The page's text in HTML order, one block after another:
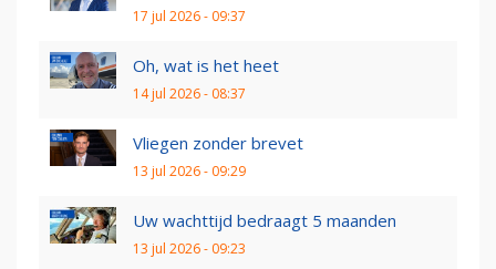
17 jul 2026 - 09:37
Oh, wat is het heet
14 jul 2026 - 08:37
Vliegen zonder brevet
13 jul 2026 - 09:29
Uw wachttijd bedraagt 5 maanden
13 jul 2026 - 09:23